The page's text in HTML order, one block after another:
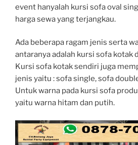
event hanyalah kursi sofa oval
harga sewa yang terjangkau.
Ada beberapa ragam jenis serta
antaranya adalah kursi sofa kotak
Kursi sofa kotak sendiri juga
jenis yaitu : sofa single, sofa
Untuk warna pada kursi sofa
yaitu warna hitam dan putih.